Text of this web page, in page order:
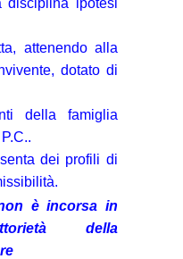
attenendo alla
dotato di
della famiglia
dei profili di
è incorsa in
della